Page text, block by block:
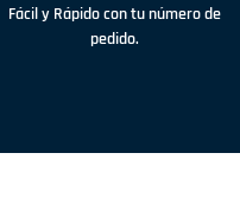
Fácil y Rápido con tu número de
pedido.